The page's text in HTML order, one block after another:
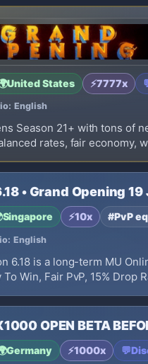
United States ⚡7777x
English
Season 21+ with tons of
rates, fair economy,
• Grand Opening 19
Singapore ⚡10x #PvP
English
6.18 is a long-term MU
To Win, Fair PvP, 15%
OPEN BETA
Germany ⚡1000x 💬